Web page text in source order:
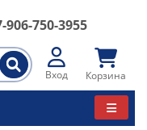
906-750-3955
Вход Корзина